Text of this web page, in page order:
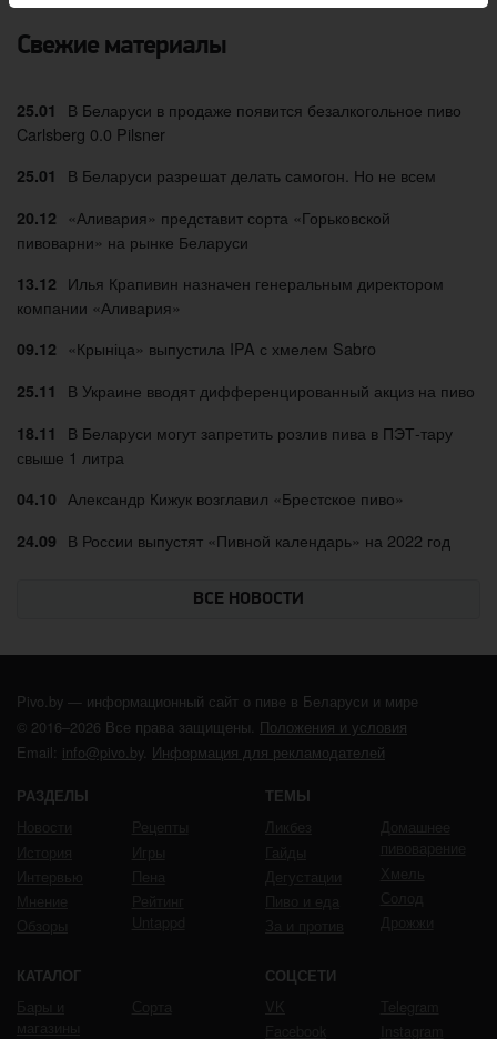
Свежие материалы
25.01
В Беларуси в продаже появится безалкогольное пиво
Carlsberg 0.0 Pilsner
25.01 В Беларуси разрешат делать самогон. Но не всем
20.12
«Аливария» представит сорта «Горьковской
пивоварни» на рынке Беларуси
13.12 Илья Крапивин назначен генеральным директором
компании «Аливария»
09.12 «Крыніца» выпустила IPA с хмелем Sabro
25.11 В Украине вводят дифференцированный акциз на пиво
18.11
В Беларуси могут запретить розлив пива в ПЭТ-тару
свыше 1 литра
04.10 Александр Кижук возглавил «Брестское пиво»
24.09 В России выпустят «Пивной календарь» на 2022 год
ВСЕ НОВОСТИ
Pivo.by — информационный сайт о пиве в Беларуси и мире
© 2016–2026 Все права защищены. Положения и условия
Email: info@pivo.by. Информация для рекламодателей
РАЗДЕЛЫ ТЕМЫ
КАТАЛОГ СОЦСЕТИ